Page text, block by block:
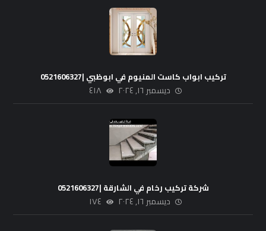
تركيب ابواب كاست المنيوم في ابوظبي |0521606327
ديسمبر ١٦, ٢٠٢٤ ٤١٨
شركة تركيب رخام في الشارقة |0521606327
ديسمبر ١٦, ٢٠٢٤ ١٧٤